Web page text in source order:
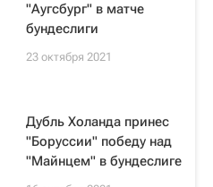
"Аугсбург" в матче
бундеслиги
23 октября 2021
Дубль Холанда принес
"Боруссии" победу над
"Майнцем" в бундеслиге